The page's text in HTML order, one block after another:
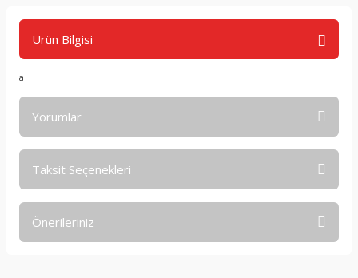
Ürün Bilgisi
a
Yorumlar
Taksit Seçenekleri
Önerileriniz